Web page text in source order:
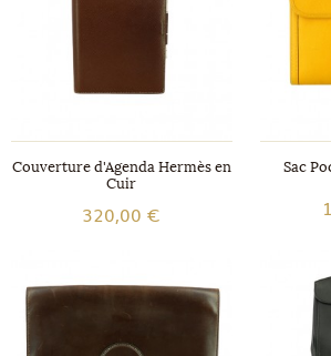
Couverture d'Agenda Hermès en
Cuir
320,00 €
Sac